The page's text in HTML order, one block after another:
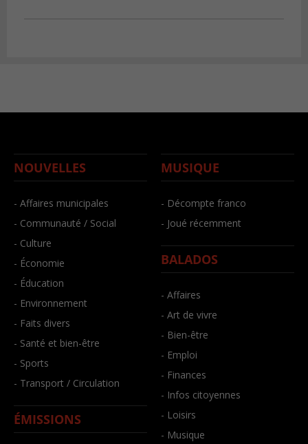
NOUVELLES
- Affaires municipales
- Communauté / Social
- Culture
- Économie
- Éducation
- Environnement
- Faits divers
- Santé et bien-être
- Sports
- Transport / Circulation
ÉMISSIONS
MUSIQUE
- Décompte franco
- Joué récemment
BALADOS
- Affaires
- Art de vivre
- Bien-être
- Emploi
- Finances
- Infos citoyennes
- Loisirs
- Musique